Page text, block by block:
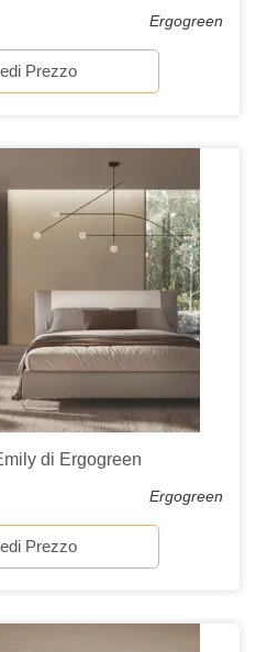
Ergogreen
Prezzo
di Ergogreen
Ergogreen
Prezzo